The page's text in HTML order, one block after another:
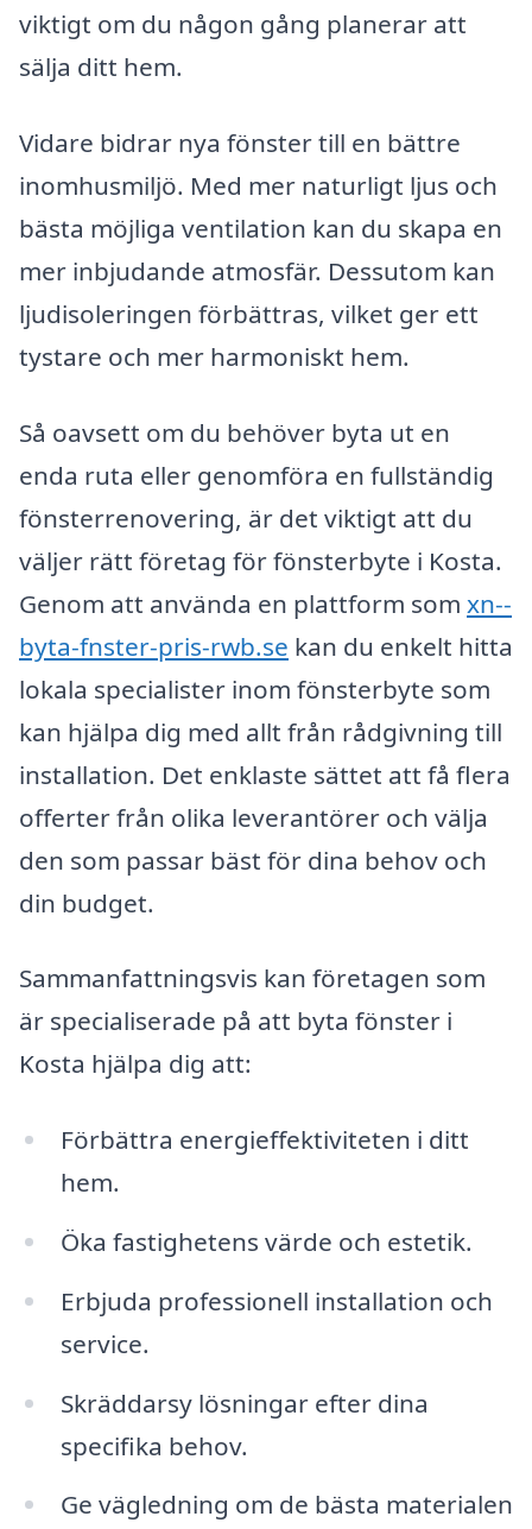
viktigt om du någon gång planerar att
sälja ditt hem.
Vidare bidrar nya fönster till en bättre
inomhusmiljö. Med mer naturligt ljus och
bästa möjliga ventilation kan du skapa en
mer inbjudande atmosfär. Dessutom kan
ljudisoleringen förbättras, vilket ger ett
tystare och mer harmoniskt hem.
Så oavsett om du behöver byta ut en
enda ruta eller genomföra en fullständig
fönsterrenovering, är det viktigt att du
väljer rätt företag för fönsterbyte i Kosta.
Genom att använda en plattform som xn--
byta-fnster-pris-rwb.se kan du enkelt hitta
lokala specialister inom fönsterbyte som
kan hjälpa dig med allt från rådgivning till
installation. Det enklaste sättet att få flera
offerter från olika leverantörer och välja
den som passar bäst för dina behov och
din budget.
Sammanfattningsvis kan företagen som
är specialiserade på att byta fönster i
Kosta hjälpa dig att:
Förbättra energieffektiviteten i ditt
hem.
Öka fastighetens värde och estetik.
Erbjuda professionell installation och
service.
Skräddarsy lösningar efter dina
specifika behov.
Ge vägledning om de bästa materialen